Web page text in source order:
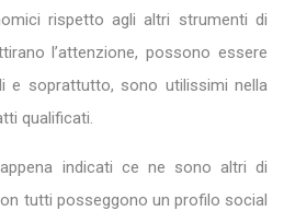
rispetto agli altri strumenti di
l’attenzione, possono essere
e soprattutto, sono utilissimi nella
qualificati.
indicati ce ne sono altri di
tutti posseggono un profilo social